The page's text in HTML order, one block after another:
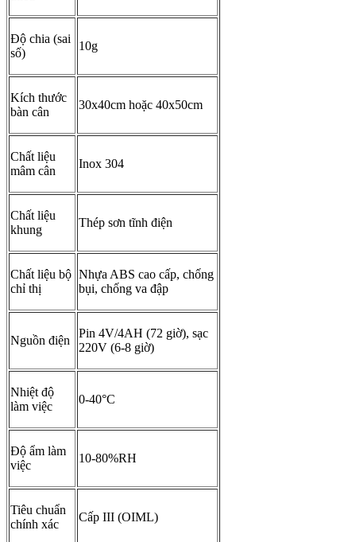
Độ chia (sai
số)
10g
Kích thước
bàn cân
30x40cm hoặc 40x50cm
Chất liệu
mâm cân
Inox 304
Chất liệu
khung
Thép sơn tĩnh điện
Chất liệu bộ
chỉ thị
Nhựa ABS cao cấp, chống
bụi, chống va đập
Nguồn điện
Pin 4V/4AH (72 giờ), sạc
220V (6-8 giờ)
Nhiệt độ
làm việc
0-40°C
Độ ẩm làm
việc
10-80%RH
Tiêu chuẩn
chính xác
Cấp III (OIML)